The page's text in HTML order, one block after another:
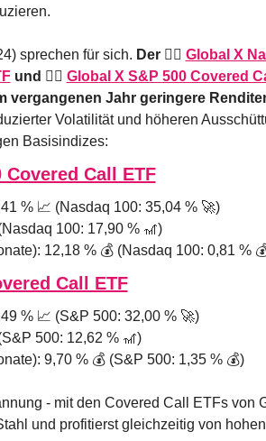
sprechen für sich. Der 👉🏻 Global X
und 👉🏻 Global X S&P 500 Covered
vergangenen Jahr geringere
Volatilität und höheren
Basisindizes:
Call ETF
% 📈 (Nasdaq 100: 35,04 % 🚀)
100: 17,90 % 🎢)
12,18 % 💰 (Nasdaq 100: 0,81 %
Call ETF
% 📈 (S&P 500: 32,00 % 🚀)
500: 12,62 % 🎢)
9,70 % 💰 (S&P 500: 1,35 % 💰)
- mit den Covered Call ETFs von
und profitierst gleichzeitig von hohen